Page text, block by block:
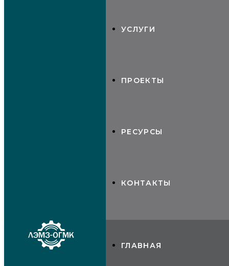
УСЛУГИ
ПРОЕКТЫ
РЕСУРСЫ
КОНТАКТЫ
ГЛАВНАЯ